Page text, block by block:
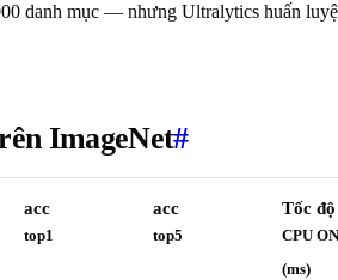
danh mục — nhưng Ultralytics huấn
ImageNet#
acc
top1
acc
top5
Tốc độ
CPU
(ms)